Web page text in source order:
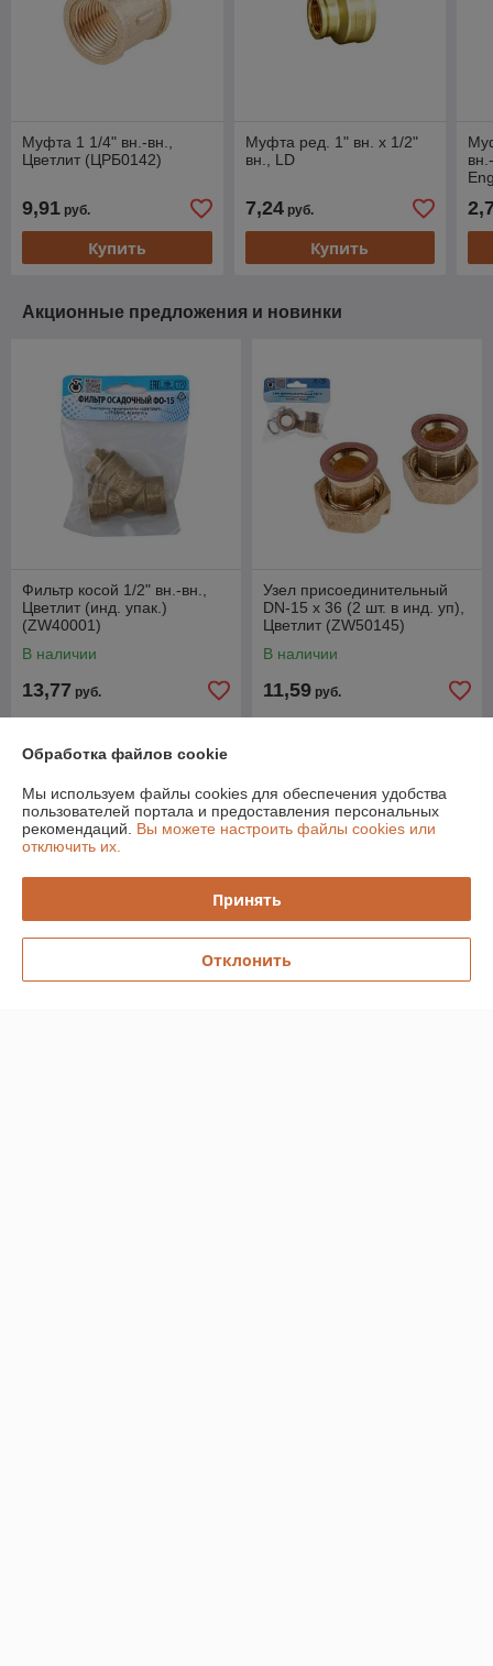
Муфта 1 1/4" вн.-вн.,
Цветлит (ЦРБ0142)
9,91 руб.
Купить
Муфта ред. 1" вн. х 1/2"
вн., LD
7,24руб.
Купить
Акционные предложения и новинки
Фильтр косой 1/2" вн.-вн.,
Цветлит (инд. упак.)
(ZW40001)
В наличии
13,77 руб.
Узел присоединительный
DN-15 х 36 (2 шт. в инд. уп),
Цветлит (ZW50145)
В наличии
11,59 руб.
О нас
Рейтинг не сформирован
г. Минск
улица Одесская, 16, Пом.1н, Минск, Беларусь
Обработка файлов cookie
Мы используем файлы cookies для обеспечения удобства
пользователей портала и предоставления персональных
рекомендаций. Вы можете настроить файлы cookies или
отключить их.
Принять
Отклонить